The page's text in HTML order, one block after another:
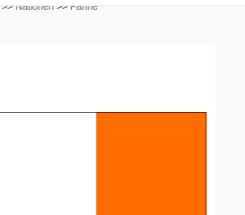
>>Nationen >>Fahne